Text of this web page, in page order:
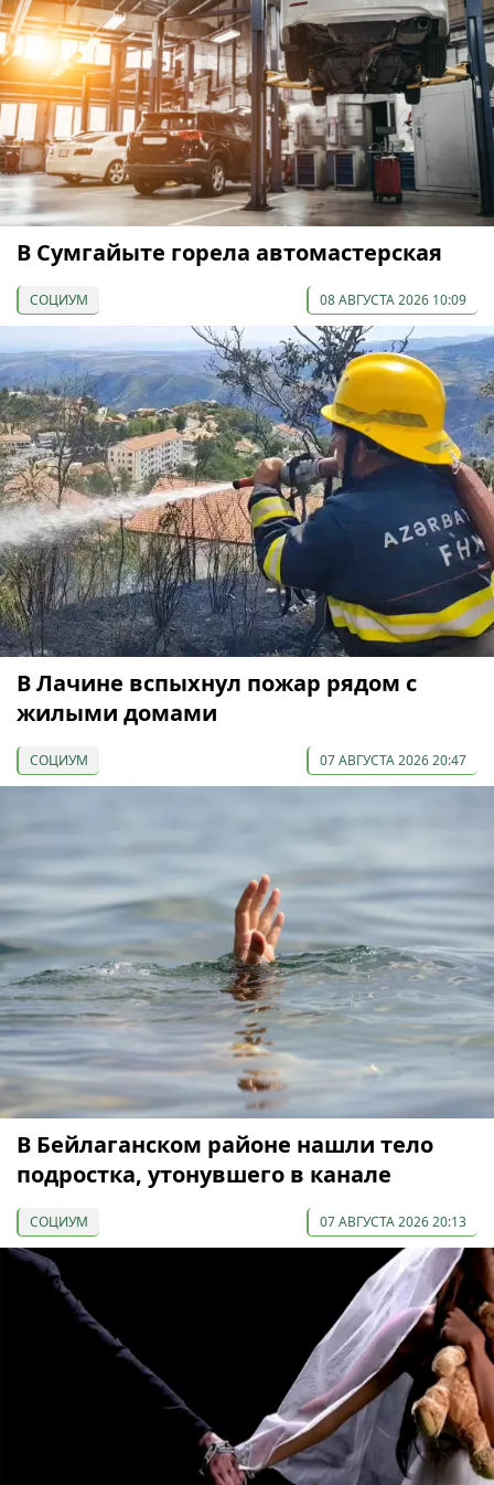
В Сумгайыте горела автомастерская
СОЦИУМ 08 АВГУСТА 2026 10:09
В Лачине вспыхнул пожар рядом с
жилыми домами
СОЦИУМ 07 АВГУСТА 2026 20:47
В Бейлаганском районе нашли тело
подростка, утонувшего в канале
СОЦИУМ 07 АВГУСТА 2026 20:13